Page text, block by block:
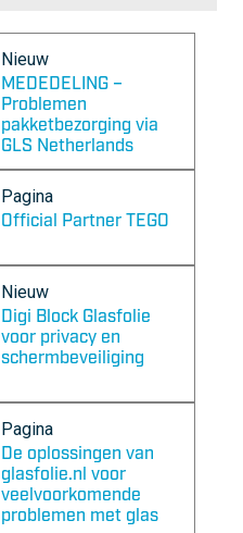
Nieuw
MEDEDELING –
Problemen
pakketbezorging via
GLS Netherlands
Pagina
Official Partner TEGO
Nieuw
Digi Block Glasfolie
voor privacy en
schermbeveiliging
Pagina
De oplossingen van
glasfolie.nl voor
veelvoorkomende
problemen met glas